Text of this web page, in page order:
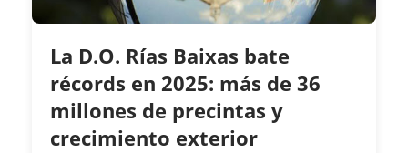
La D.O. Rías Baixas bate
récords en 2025: más de 36
millones de precintas y
crecimiento exterior